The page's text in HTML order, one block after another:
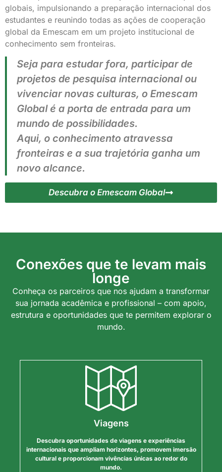
globais, impulsionando a preparação internacional dos
estudantes e reunindo todas as ações de cooperação
global da Emescam em um projeto institucional de
conhecimento sem fronteiras.
Seja para estudar fora, participar de
projetos de pesquisa internacional ou
vivenciar novas culturas, o Emescam
Global é a porta de entrada para um
mundo de possibilidades.
Aqui, o conhecimento atravessa
fronteiras e a sua trajetória ganha um
novo alcance.
Descubra o Emescam Global
Conexões que te levam mais
longe
Conheça os parceiros que nos ajudam a transformar
sua jornada acadêmica e profissional – com apoio,
estrutura e oportunidades que te permitem explorar o
mundo.
Viagens
Descubra oportunidades de viagens e experiências
internacionais que ampliam horizontes, promovem imersão
cultural e proporcionam vivências únicas ao redor do
mundo.